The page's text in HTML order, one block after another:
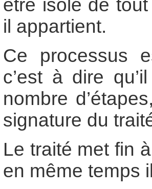
être isolé de
il appartient.
Ce processus
c’est à dire
nombre
signature du
Le traité met fin
en même temps